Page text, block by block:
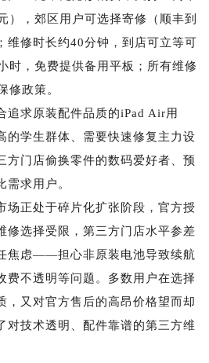
），郊区用户可选择寄修（顺丰到
维修时长约40分钟，到店可立等可
时，免费提供备用平板；所有维修
修政策。
追求原装配件品质的iPad Air用
的学生群体、需要快速修复主力设
方门店偷换零件的数码爱好者、预
需求用户。
场正处于碎片化扩张阶段，官方授
修选择受限，第三方门店水平参差
焦虑——担心非原装电池导致续航
费不透明等问题。多数用户在选择
，又对官方售后的高昂价格望而却
对技术透明、配件靠谱的第三方维